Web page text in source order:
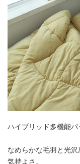
ハイブリッド多機能パ
なめらかな毛羽と光
気持よさ。